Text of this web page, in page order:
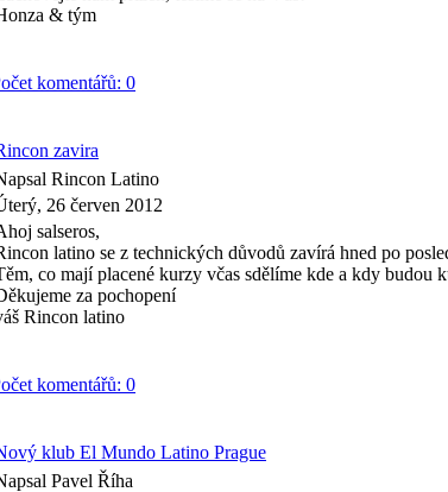
& tým
komentářů: 0
zavira
Rincon Latino
26 červen 2012
salseros,
latino se z technických důvodů zavírá hned po
co mají placené kurzy včas sdělíme kde a kdy budou
za pochopení
Rincon latino
komentářů: 0
klub El Mundo Latino Prague
Pavel Říha